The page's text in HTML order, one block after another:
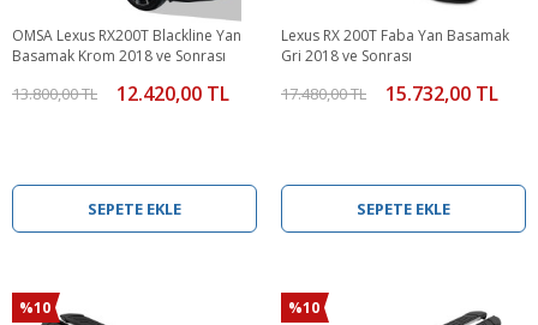
OMSA Lexus RX200T Blackline Yan
Basamak Krom 2018 ve Sonrası
13.800,00 TL 12.420,00 TL
SEPETE EKLE
Lexus RX 200T Faba Yan Basamak
Gri 2018 ve Sonrası
17.480,00 TL 15.732,00 TL
SEPETE EKLE
%10 %10